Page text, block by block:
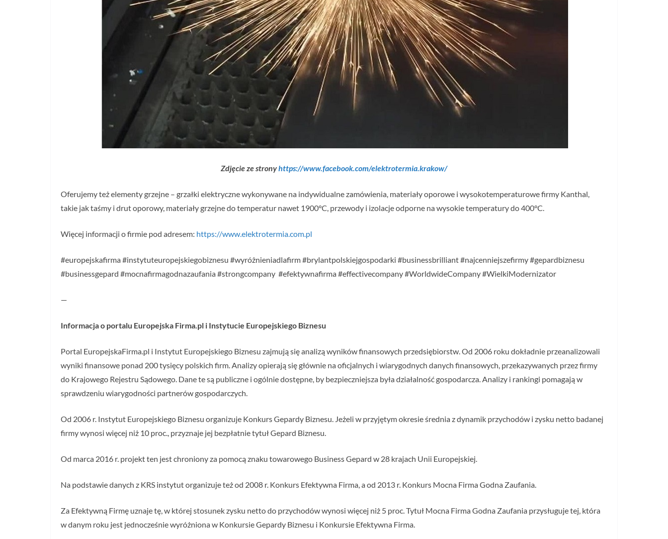
Zdjęcie ze stronyhttps://www.facebook.com/elektrotermia.krakow/
Oferujemy też elementy grzejne – grzałki elektryczne wykonywane na indywidualne zamówienia, materiały oporowe i wysokotemperaturowe firmy Kanthal,
takie jak taśmy i drut oporowy, materiały grzejne do temperatur nawet 1900°C, przewody i izolacje odporne na wysokie temperatury do 400°C.
Więcej informacji o firmie pod adresem: https://www.elektrotermia.com.pl
#europejskafirma #instytuteuropejskiegobiznesu #wyróżnieniadlafirm #brylantpolskiejgospodarki #businessbrilliant #najcenniejszefirmy #gepardbiznesu
#businessgepard #mocnafirmagodnazaufania #strongcompany #efektywnafirma #effectivecompany #WorldwideCompany #WielkiModernizator
—
Informacja o portalu Europejska Firma.pl i Instytucie Europejskiego Biznesu
Portal EuropejskaFirma.pl i Instytut Europejskiego Biznesu zajmują się analizą wyników finansowych przedsiębiorstw. Od 2006 roku dokładnie przeanalizowali
wyniki finansowe ponad 200 tysięcy polskich firm. Analizy opierają się głównie na oficjalnych i wiarygodnych danych finansowych, przekazywanych przez firmy
do Krajowego Rejestru Sądowego. Dane te są publiczne i ogólnie dostępne, by bezpieczniejsza była działalność gospodarcza. Analizy i rankingi pomagają w
sprawdzeniu wiarygodności partnerów gospodarczych.
Od 2006 r. Instytut Europejskiego Biznesu organizuje Konkurs Gepardy Biznesu. Jeżeli w przyjętym okresie średnia z dynamik przychodów i zysku netto badanej
firmy wynosi więcej niż 10 proc., przyznaje jej bezpłatnie tytuł Gepard Biznesu.
Od marca 2016 r. projekt ten jest chroniony za pomocą znaku towarowego Business Gepard w 28 krajach Unii Europejskiej.
Na podstawie danych z KRS instytut organizuje też od 2008 r. Konkurs Efektywna Firma, a od 2013 r. Konkurs Mocna Firma Godna Zaufania.
Za Efektywną Firmę uznaje tę, w której stosunek zysku netto do przychodów wynosi więcej niż 5 proc. Tytuł Mocna Firma Godna Zaufania przysługuje tej, która
w danym roku jest jednocześnie wyróżniona w Konkursie Gepardy Biznesu i Konkursie Efektywna Firma.